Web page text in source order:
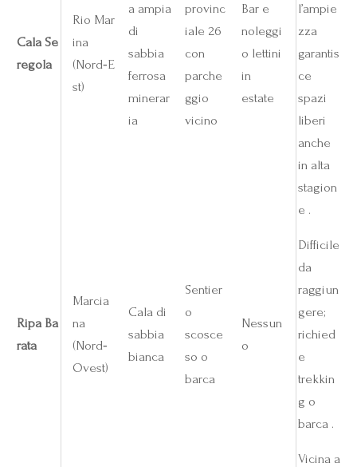
Cala Se
regola
Rio Mar
ina
(Nord‑E
st)
a ampia
di
sabbia
ferrosa
minerar
ia
provinc
iale 26
con
parche
ggio
vicino
Bar e
noleggi
o lettini
in
estate
l’ampie
zza
garantis
ce
spazi
liberi
anche
in alta
stagion
e .
Ripa Ba
rata
Marcia
na
(Nord‑
Ovest)
Cala di
sabbia
bianca
Sentier
o
scosce
so o
barca
Nessun
o
Difficile
da
raggiun
gere;
richied
e
trekkin
g o
barca .
Vicina a